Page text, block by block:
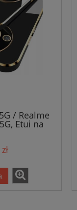
/ Realme
Etui na